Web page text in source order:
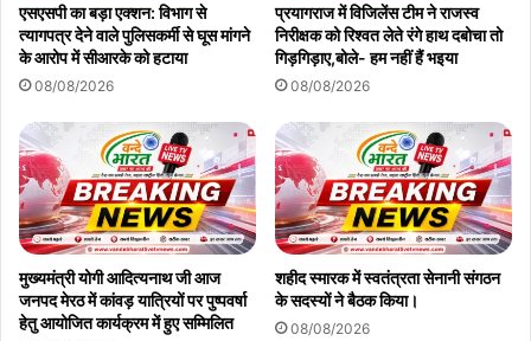
एसएसपी का बड़ा एक्शन: विभाग से
त्यागपत्र देने वाले पुलिसकर्मी से घूस मांगने
के आरोप में सीआरके को हटाया
08/08/2026
प्रयागराज में विजिलेंस टीम ने राजस्व
निरीक्षक को रिश्वत लेते रंगे हाथ दबोचा तो
गिड़गिड़ाए,बोले- हम नहीं हैं भइया
08/08/2026
मुख्यमंत्री योगी आदित्यनाथ जी आज
जनपद मेरठ में कांवड़ यात्रियों पर पुष्पवर्षा
हेतु आयोजित कार्यक्रम में हुए सम्मिलित
शहीद स्मारक में स्वतंत्रता सेनानी संगठन
के सदस्यों ने बैठक किया।
08/08/2026